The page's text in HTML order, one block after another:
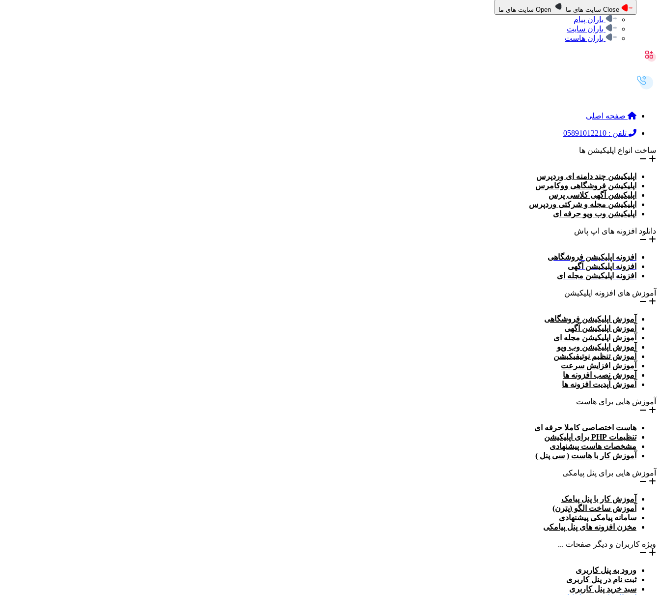
Close سایت های ما Open سایت های ما
باران پیام
باران سایت
باران هاست
صفحه اصلی
تلفن : 05891012210
ساخت انواع اپلیکیشن ها
اپلیکیشن چند دامنه ای وردپرس
اپلیکیشن فروشگاهی ووکامرس
اپلیکیشن آگهی کلاسی پرس
اپلیکیشن مجله و شرکتی وردپرس
اپلیکیشن وب ویو حرفه ای
دانلود افزونه های اپ پاش
افزونه اپلیکیشن فروشگاهی
افزونه اپلیکیشن آگهی
افزونه اپلیکیشن مجله ای
آموزش های افزونه اپلیکیشن
آموزش اپلیکیشن فروشگاهی
آموزش اپلیکیشن آگهی
آموزش اپلیکیشن مجله ای
آموزش اپلیکیشن وب ویو
آموزش تنظیم نوتیفیکیشن
آموزش افزایش سرعت
آموزش نصب افزونه ها
آموزش آپدیت افزونه ها
آموزش هایی برای هاست
هاست اختصاصی کاملا حرفه ای
تنظیمات PHP برای اپلیکیشن
مشخصات هاست پیشنهادی
آموزش کار با هاست ( سی پنل )
آموزش هایی برای پنل پیامکی
آموزش کار با پنل پیامک
آموزش ساخت الگو (پترن)
سامانه پیامکی پیشنهادی
مخزن افزونه های پنل پیامکی
ویژه کاربران و دیگر صفحات ...
ورود به پنل کاربری
ثبت نام در پنل کاربری
سبد خرید پنل کاربری